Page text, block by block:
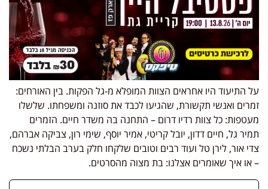
על התיעוד היו אחראים הצוות המופלא מ-גל הפקות. בין האורחים:
זמרים ואנשי תקשורת, שהגיעו לכבד את סוזנה ומשפחתו. שלשלו
מעטפות: כל צוות רדיו דרום – התחנה בה משדר חיים. הזמרים
תמיר גל, חיים דדון, יובל קריטי, אמיר יוסף, שימי רון, צביקה אברהם,
צדי אור, לירן טל ועוד רבים וטובים שלקחו חלק בערב הבלתי נשכח
– או איך שאומרים אצלנו: בת מצוה מהסרטים.